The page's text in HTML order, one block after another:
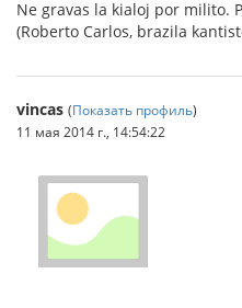
Ne gravas la kialoj por milito.
(Roberto Carlos, brazila
vincas (Показать профиль)
11 мая 2014 г., 14:54:22